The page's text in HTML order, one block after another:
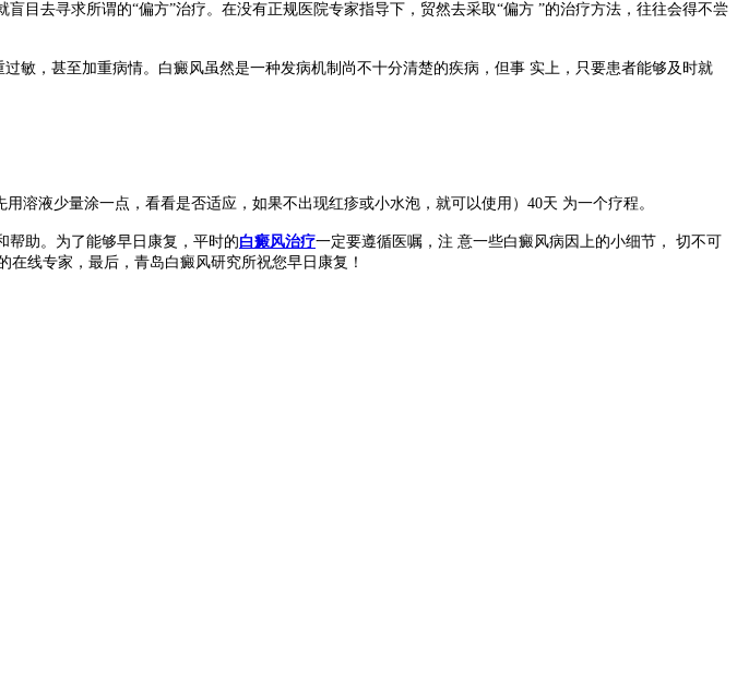
去寻求所谓的“偏方”治疗。在没有正规医院专家指导下，贸然去采取“偏方 ”的治疗方法，往往会得不尝
敏，甚至加重病情。白癜风虽然是一种发病机制尚不十分清楚的疾病，但事 实上，只要患者能够及时就
溶液少量涂一点，看看是否适应，如果不出现红疹或小水泡，就可以使用）40天 为一个疗程。
帮助。为了能够早日康复，平时的白癜风治疗一定要遵循医嘱，注 意一些白癜风病因上的小细节， 切不可
线专家，最后，青岛白癜风研究所祝您早日康复！